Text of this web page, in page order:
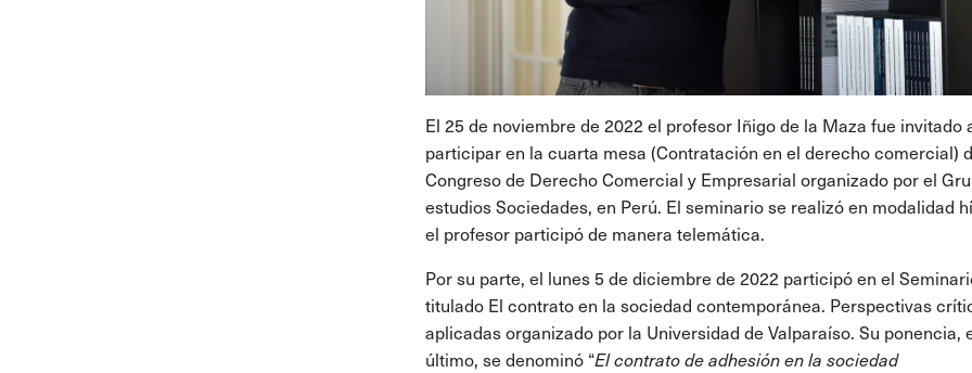
El 25 de noviembre de 2022 el profesor Iñigo de la Maza fue invitado
participar en la cuarta mesa (Contratación en el derecho comercial)
Congreso de Derecho Comercial y Empresarial organizado por el
estudios Sociedades, en Perú. El seminario se realizó en modalidad
el profesor participó de manera telemática.
Por su parte, el lunes 5 de diciembre de 2022 participó en el
titulado El contrato en la sociedad contemporánea. Perspectivas
aplicadas organizado por la Universidad de Valparaíso. Su ponencia,
último, se denominó “El contrato de adhesión en la sociedad